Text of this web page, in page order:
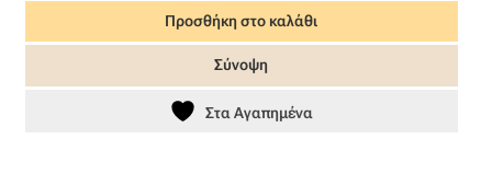
was:
9,20 €.
τιμή
είναι:
7,36 €.
Προσθήκη στο καλάθι
Σύνοψη
Στα Αγαπημένα